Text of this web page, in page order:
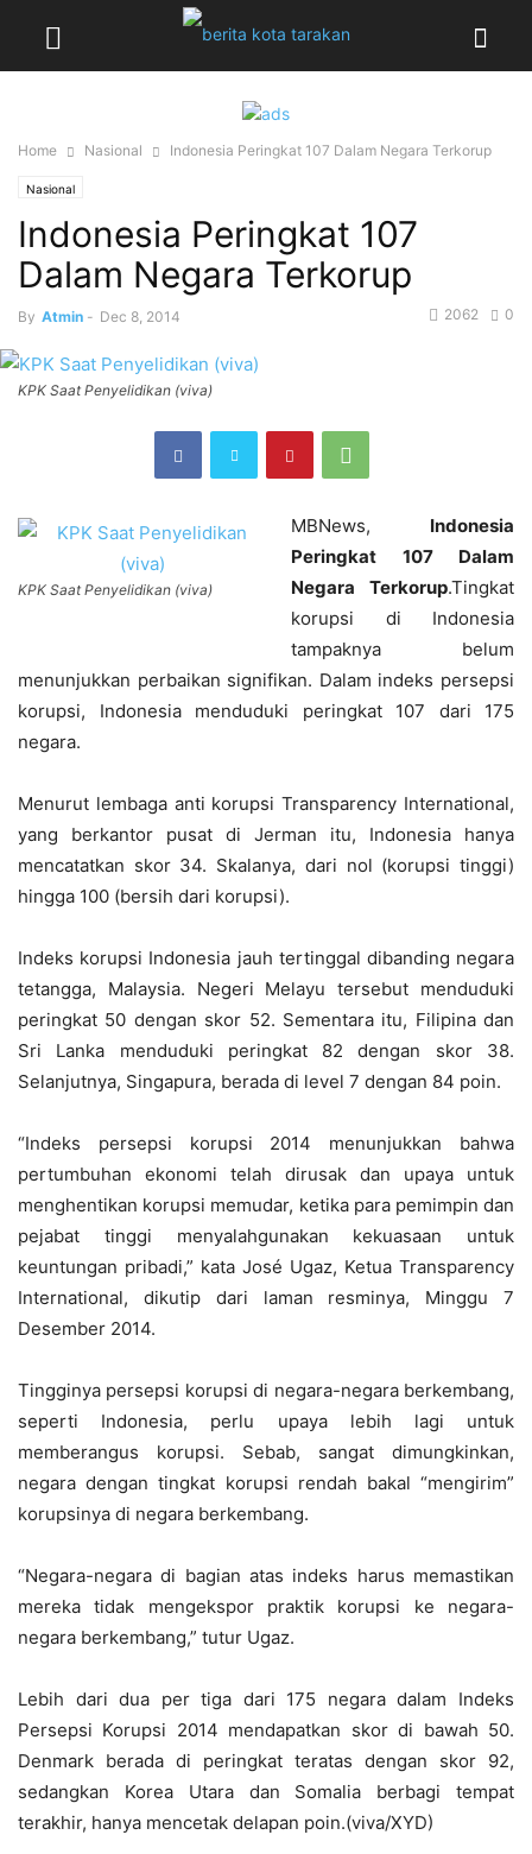
Home Nasional Indonesia Peringkat 107 Dalam Negara Terkorup
Nasional
Indonesia Peringkat 107
Dalam Negara Terkorup
By Atmin - Dec 8, 2014 0
2062
KPK Saat Penyelidikan (viva)
KPK Saat Penyelidikan (viva)
MBNews, Indonesia
Peringkat 107 Dalam
Negara Terkorup.Tingkat
korupsi di Indonesia
tampaknya belum
menunjukkan perbaikan signifikan. Dalam indeks persepsi
korupsi, Indonesia menduduki peringkat 107 dari 175
negara.
Menurut lembaga anti korupsi Transparency International,
yang berkantor pusat di Jerman itu, Indonesia hanya
mencatatkan skor 34. Skalanya, dari nol (korupsi tinggi)
hingga 100 (bersih dari korupsi).
Indeks korupsi Indonesia jauh tertinggal dibanding negara
tetangga, Malaysia. Negeri Melayu tersebut menduduki
peringkat 50 dengan skor 52. Sementara itu, Filipina dan
Sri Lanka menduduki peringkat 82 dengan skor 38.
Selanjutnya, Singapura, berada di level 7 dengan 84 poin.
“Indeks persepsi korupsi 2014 menunjukkan bahwa
pertumbuhan ekonomi telah dirusak dan upaya untuk
menghentikan korupsi memudar, ketika para pemimpin dan
pejabat tinggi menyalahgunakan kekuasaan untuk
keuntungan pribadi,” kata José Ugaz, Ketua Transparency
International, dikutip dari laman resminya, Minggu 7
Desember 2014.
Tingginya persepsi korupsi di negara-negara berkembang,
seperti Indonesia, perlu upaya lebih lagi untuk
memberangus korupsi. Sebab, sangat dimungkinkan,
negara dengan tingkat korupsi rendah bakal “mengirim”
korupsinya di negara berkembang.
“Negara-negara di bagian atas indeks harus memastikan
mereka tidak mengekspor praktik korupsi ke negara-
negara berkembang,” tutur Ugaz.
Lebih dari dua per tiga dari 175 negara dalam Indeks
Persepsi Korupsi 2014 mendapatkan skor di bawah 50.
Denmark berada di peringkat teratas dengan skor 92,
sedangkan Korea Utara dan Somalia berbagi tempat
terakhir, hanya mencetak delapan poin.(viva/XYD)